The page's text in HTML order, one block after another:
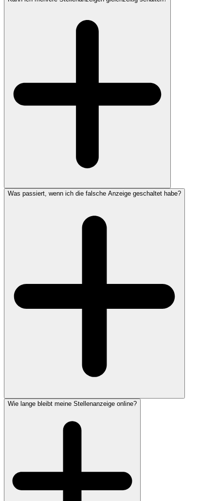
Was passiert, wenn ich die falsche Anzeige geschaltet habe?
Wie lange bleibt meine Stellenanzeige online?